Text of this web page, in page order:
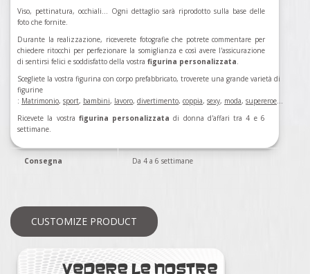
Viso, pettinatura, occhiali... Ogni dettaglio sarà riprodotto sulla base delle
foto che fornite.
Durante la realizzazione, riceverete fotografie che potrete commentare per
chiedere ritocchi per perfezionare la somiglianza e così avere l'assicurazione
di sentirsi felici e soddisfatto della vostra figurina personalizzata.
Scegliete la vostra figurina con corpo prefabbricato, troverete una grande varietà di
figurine
: Matrimonio, sport, bambini, lavoro, divertimento, coppia, sexy, moda, supereroe...
Ricevete la vostra figurina personalizzata di donna d'affari tra 4 e 6
settimane.
Consegna Da 4 a 6 settimane
CUSTOMIZE PRODUCT